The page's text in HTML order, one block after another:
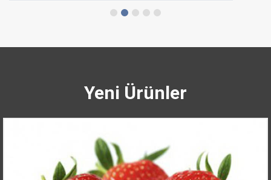
Yeni Ürünler